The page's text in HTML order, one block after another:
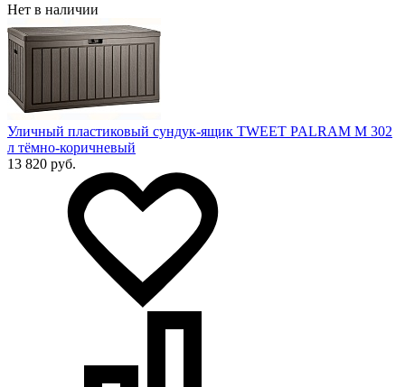
Нет в наличии
Уличный пластиковый сундук-ящик TWEET PALRAM M 302
л тёмно-коричневый
13 820 руб.